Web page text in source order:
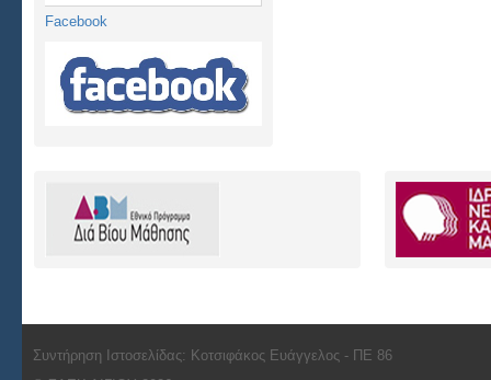
Facebook
Συντήρηση Ιστοσελίδας: Κοτσιφάκος Ευάγγελος - ΠΕ 86